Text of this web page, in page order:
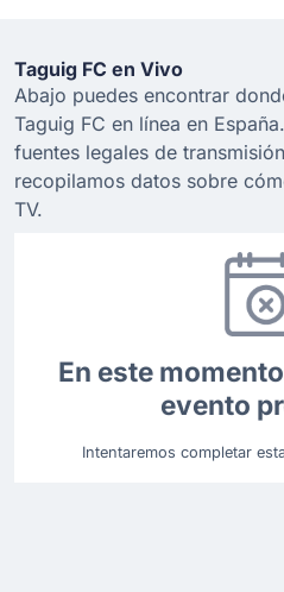
Taguig FC en Vivo
Abajo puedes encontrar
Taguig FC en línea en
fuentes legales de
recopilamos datos sobre
TV.
En este
evento
Intentaremos completar